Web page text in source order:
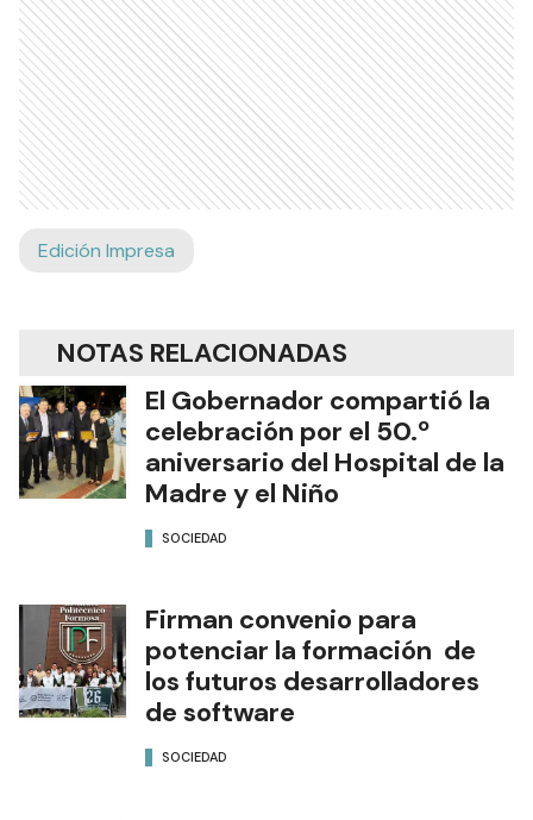
Edición Impresa
NOTAS RELACIONADAS
El Gobernador compartió la
celebración por el 50.º
aniversario del Hospital de la
Madre y el Niño
SOCIEDAD
Firman convenio para
potenciar la formación de
los futuros desarrolladores
de software
SOCIEDAD